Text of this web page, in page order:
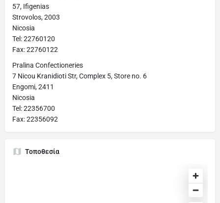
57, Ifigenias
Strovolos, 2003
Nicosia
Tel: 22760120
Fax: 22760122
Pralina Confectioneries
7 Nicou Kranidioti Str, Complex 5, Store no. 6
Engomi, 2411
Nicosia
Tel: 22356700
Fax: 22356092
Τοποθεσία